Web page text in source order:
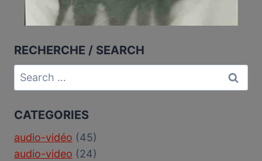
RECHERCHE / SEARCH
Search
for:
CATEGORIES
audio-vidéo (45)
audio-video (24)